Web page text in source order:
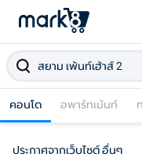
คอนโด อพาร์ทเม้นท์
ประกาศจากเว็บไซต์ อื่นๆ